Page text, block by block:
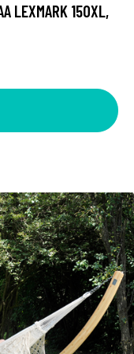
LEXMARK 150XL,